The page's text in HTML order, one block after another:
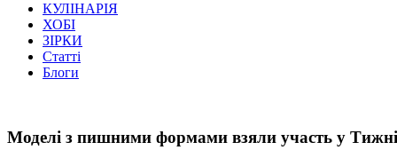
КУЛІНАРІЯ
ХОБІ
ЗІРКИ
Статті
Блоги
Моделі з пишними формами взяли участь у